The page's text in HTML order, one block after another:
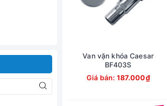
Van vặn khóa Caesar
BF403S
Giá bán: 187.000₫